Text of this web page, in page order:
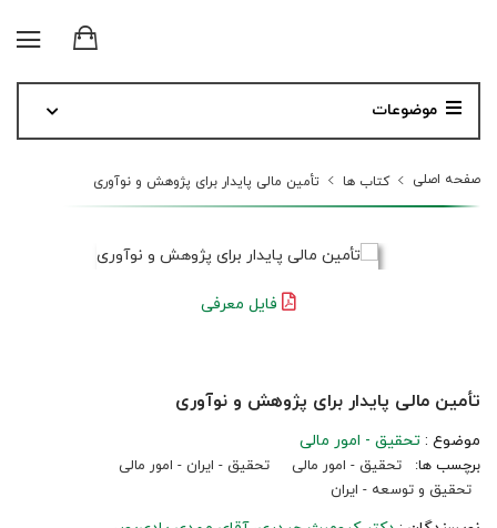
موضوعات
صفحه اصلی کتاب ها تأمین مالی پایدار برای پژوهش و نوآوری
فایل معرفی
تأمین مالی پایدار برای پژوهش و نوآوری
موضوع : تحقیق - امور مالی
برچسب ها: تحقیق - امور مالی
تحقیق - ایران - امور مالی
تحقیق و توسعه - ایران